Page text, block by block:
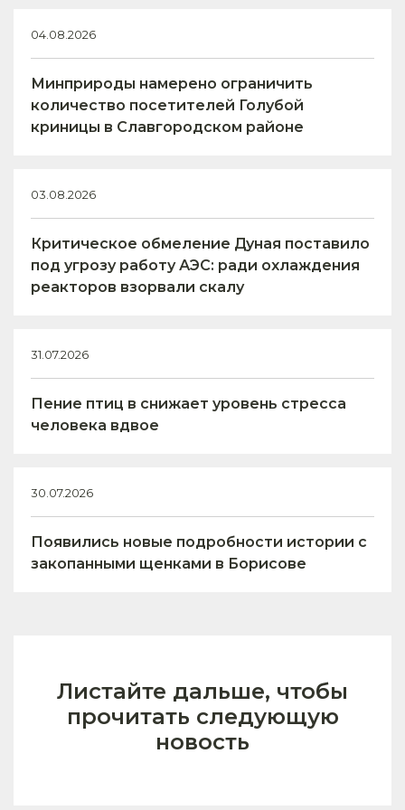
04.08.2026
Минприроды намерено ограничить
количество посетителей Голубой
криницы в Славгородском районе
03.08.2026
Критическое обмеление Дуная поставило
под угрозу работу АЭС: ради охлаждения
реакторов взорвали скалу
31.07.2026
Пение птиц в снижает уровень стресса
человека вдвое
30.07.2026
Появились новые подробности истории с
закопанными щенками в Борисове
Листайте дальше, чтобы
прочитать следующую
новость